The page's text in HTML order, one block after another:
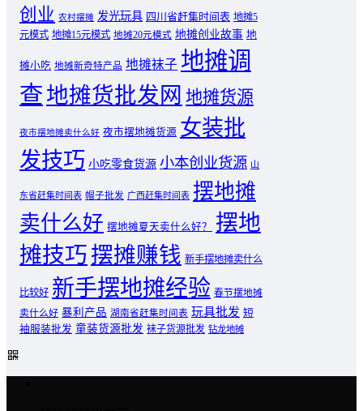
创业 农村摆摊 发光玩具 四川省赶集时间表 地摊5
元模式 地摊15元模式 地摊20元模式 地摊创业故事 地
摊小吃 地摊新奇特产品 地摊袜子 地摊调
查地摊货批发网 地摊货源
夜市摆地摊卖什么好 夜市摆地摊货源 女装批
发技巧 小吃零食货源 小本创业货源 山
东省赶集时间表 帽子批发 广西赶集时间表 摆地摊
卖什么好 摆地摊夏天卖什么好？
摆地
摊技巧摆摊赚钱 新手摆地摊卖什么
比较好 新手摆地摊经验 春节摆地摊
卖什么好 暴利产品 湖南省赶集时间表 玩具批发 短
袖服装批发 童装货源批发 袜子货源批发 钻龙地摊